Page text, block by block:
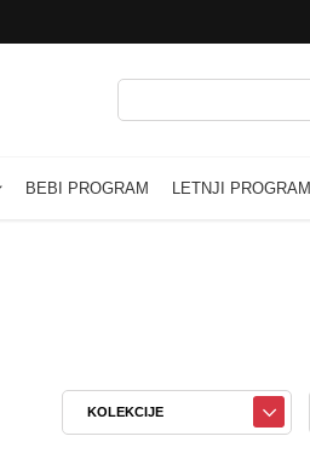
BEBI PROGRAM LETNJI PROGRAM
KOLEKCIJE